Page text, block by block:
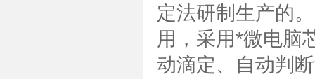
定法研制生产的
用，采用*微电脑
动滴定、自动判